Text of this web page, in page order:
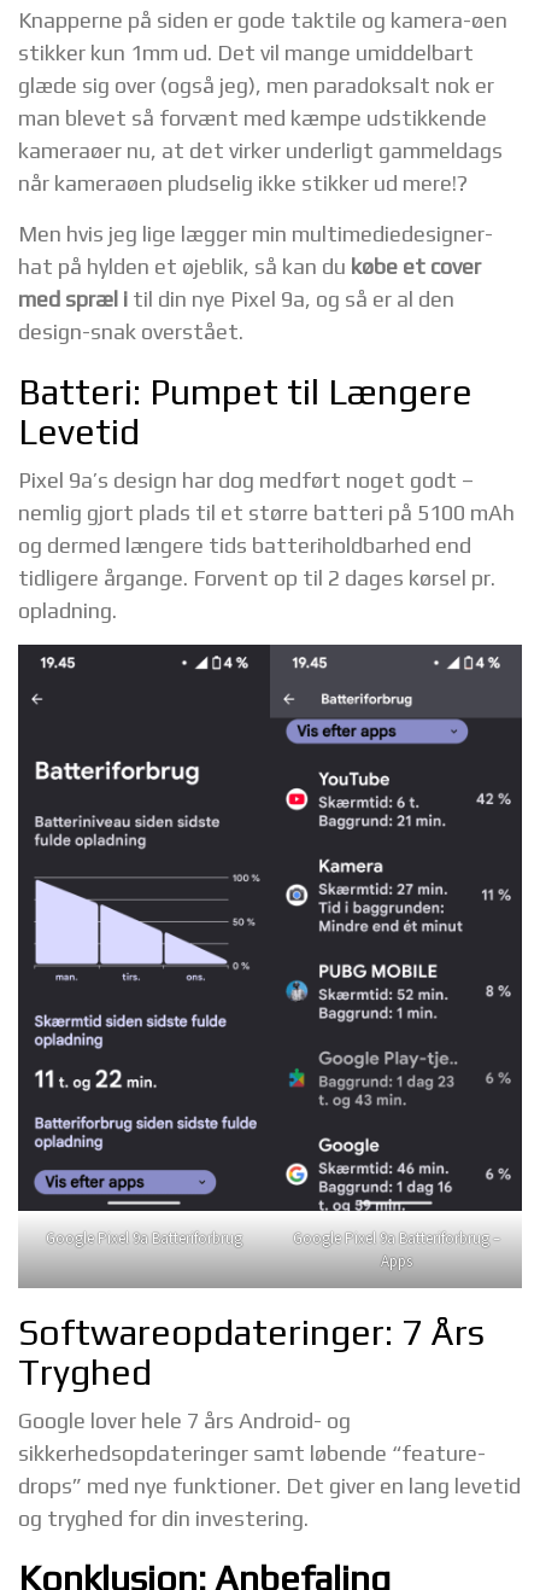
Knapperne på siden er gode taktile og kamera-øen
stikker kun 1mm ud. Det vil mange umiddelbart
glæde sig over (også jeg), men paradoksalt nok er
man blevet så forvænt med kæmpe udstikkende
kameraøer nu, at det virker underligt gammeldags
når kameraøen pludselig ikke stikker ud mere!?
Men hvis jeg lige lægger min multimediedesigner-
hat på hylden et øjeblik, så kan du købe et cover
med spræl i til din nye Pixel 9a, og så er al den
design-snak overstået.
Batteri: Pumpet til Længere
Levetid
Pixel 9a’s design har dog medført noget godt –
nemlig gjort plads til et større batteri på 5100 mAh
og dermed længere tids batteriholdbarhed end
tidligere årgange. Forvent op til 2 dages kørsel pr.
opladning.
Google Pixel 9a Batteriforbrug
Google Pixel 9a Batteriforbrug –
Apps
Softwareopdateringer: 7 Års
Tryghed
Google lover hele 7 års Android- og
sikkerhedsopdateringer samt løbende “feature-
drops” med nye funktioner. Det giver en lang levetid
og tryghed for din investering.
Konklusion: Anbefaling